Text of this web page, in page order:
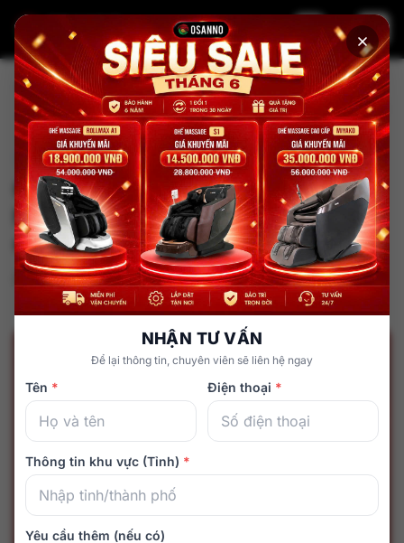
Trang chủ
Tin tức
Cách lựa chọn ghế Massage phù hợp với nhà phố giúp nâng
tầm cuộc sống
Review ghế Massage
Cách lựa chọn ghế Massage phù
hợp với nhà phố giúp nâng tầm
cuộc sống
admin12 tháng 12, 2025
NHẬN TƯ VẤN
Để lại thông tin, chuyên viên sẽ liên hệ ngay
Tên * Điện thoại *
Thông tin khu vực (Tỉnh) *
Yêu cầu thêm (nếu có)